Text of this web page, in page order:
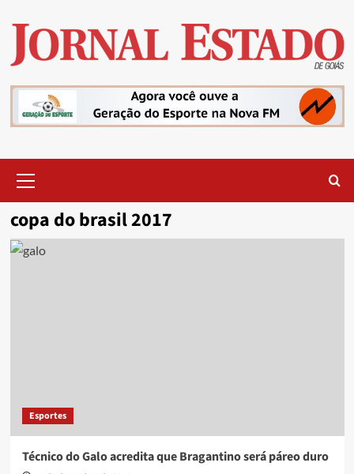
content
Menu
copa do brasil 2017
Esportes
Técnico do Galo acredita que Bragantino será páreo duro